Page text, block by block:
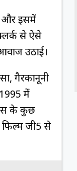
और इसमें
से ऐसे
उठाई।
गैरकानूनी
में
के कुछ
फिल्म जी5 से